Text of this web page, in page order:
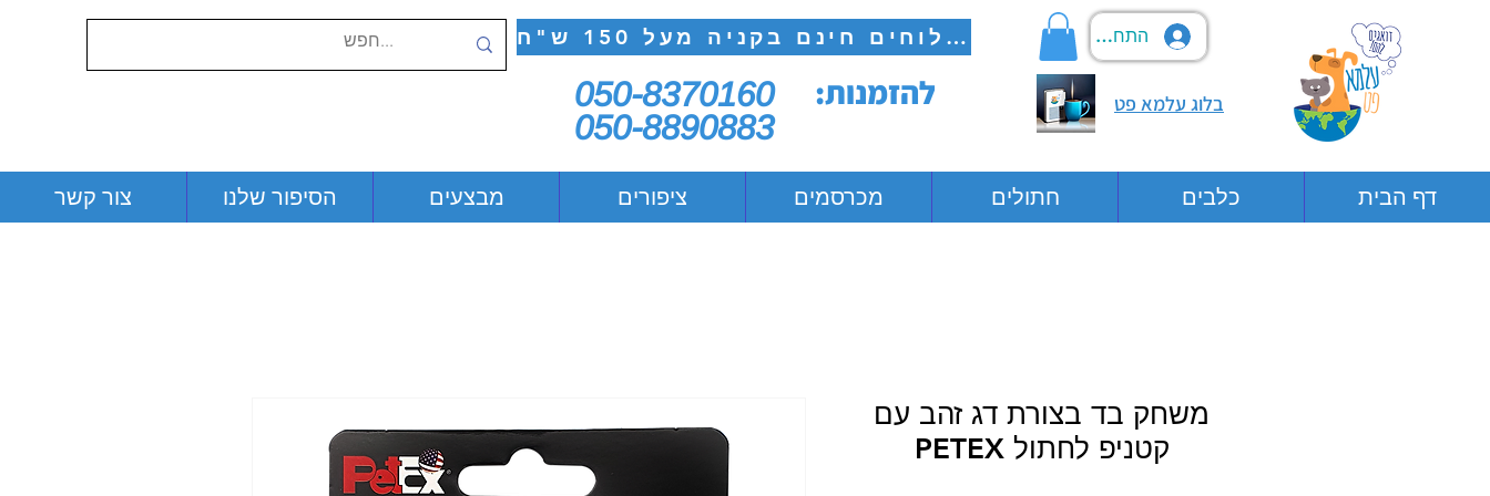
משלוחים חינם בקניה מעל 150 ש"ח
050-8370160
050-8890883
להזמנות:
התחבר
בלוג עלמא פט
צור קשר הסיפור שלנו מבצעים ציפורים מכרסמים חתולים כלבים דף הבית
משחק בד בצורת דג זהב עם
קטניפ לחתול PETEX